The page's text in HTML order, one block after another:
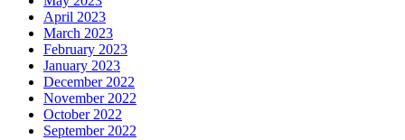
April 2023
March 2023
February 2023
January 2023
December 2022
November 2022
October 2022
September 2022